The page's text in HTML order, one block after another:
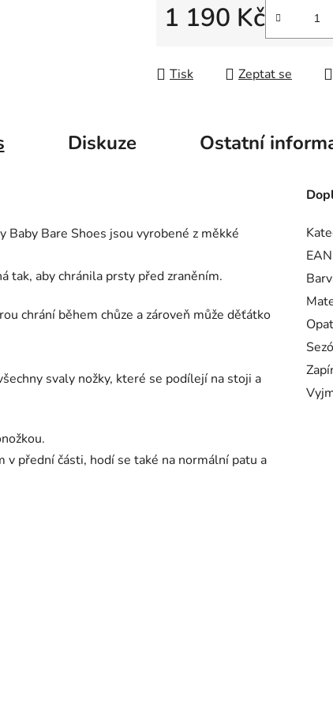
1 190 Kč
Tisk
Zeptat se
Diskuze Ostatní
Baby Bare Shoes jsou vyrobené z měkké
tak, aby chránila prsty před zraněním.
chrání během chůze a zároveň může děťátko
svaly nožky, které se podílejí na stoji a
v přední části, hodí se také na normální patu a
EAN